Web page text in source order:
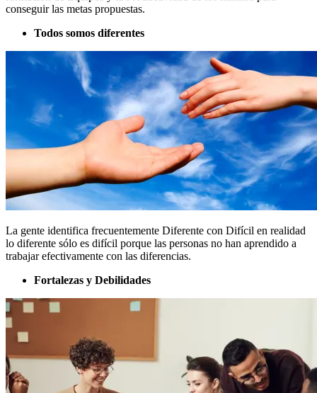
conseguir las metas propuestas.
Todos somos diferentes
La gente identifica frecuentemente Diferente con Difícil en realidad
lo diferente sólo es difícil porque las personas no han aprendido a
trabajar efectivamente con las diferencias.
Fortalezas y Debilidades